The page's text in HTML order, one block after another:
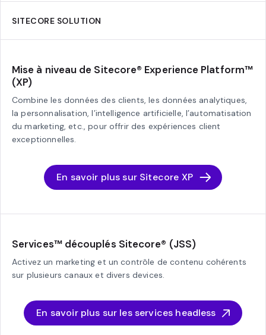
SITECORE SOLUTION
Mise à niveau de Sitecore® Experience Platform™
(XP)
Combine les données des clients, les données analytiques,
la personnalisation, l’intelligence artificielle, l’automatisation
du marketing, etc., pour offrir des expériences client
exceptionnelles.
En savoir plus sur Sitecore XP
Services™ découplés Sitecore® (JSS)
Activez un marketing et un contrôle de contenu cohérents
sur plusieurs canaux et divers devices.
En savoir plus sur les services headless